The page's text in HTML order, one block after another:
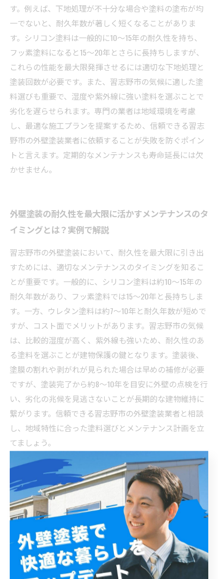
す。例えば、下地処理が不十分な場合や塗料の塗布が均
一でないと、耐久年数が著しく短くなることがありま
す。シリコン塗料は一般的に10～15年の耐久性を持ち、
フッ素塗料になると15～20年とさらに長持ちしますが、
これらの性能を最大限発揮させるには適切な下地処理と
塗装回数が必要です。また、習志野市の気候に適した塗
料選びも重要で、湿度や紫外線に強い塗料を選ぶことで
劣化を遅らせられます。専門の業者は地域環境を考慮
し、最適な施工プランを提案するため、信頼できる習志
野市の外壁塗装業者に依頼することが失敗を防ぐポイン
トと言えます。定期的なメンテナンスも寿命延長には欠
かせません。
外壁塗装の耐久性を最大限に活かすメンテナンスのタ
イミングとは？実例で解説
習志野市の外壁塗装において、耐久性を最大限に引き出
すためには、適切なメンテナンスのタイミングを知るこ
とが重要です。一般的に、シリコン塗料は約10〜15年の
耐久年数があり、フッ素塗料では15〜20年と長持ちしま
す。一方、ウレタン塗料は約7〜10年と耐久年数が短めで
すが、コスト面でメリットがあります。習志野市の気候
は、比較的湿度が高く、紫外線も強いため、耐久性のあ
る塗料を選ぶことが建物保護の鍵となります。塗装後、
塗膜の割れや剥がれが見られた場合は早めの補修が必要
ですが、塗装完了から約8〜10年を目安に外壁の点検を行
い、劣化の兆候を見逃さないことが長期的な建物維持に
繋がります。信頼できる習志野市の外壁塗装業者と相談
し、地域特性に合った塗料選びとメンテナンス計画を立
てましょう。
習志野市の外壁を長持ちさせるために！最適な塗料選
びと正しい施工のまとめ
習志野市の外壁塗装において、耐久性を左右する最も重
要な要素は塗料の選択と施工の質です。一般的に、アク
リル塗料は約5～7年、ウレタン塗料は約8～10年、シリコ
ン塗料は約10～15年、フッ素塗料は約15～20年の耐久年